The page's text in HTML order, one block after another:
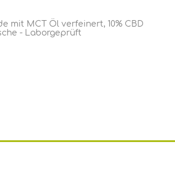
mit MCT Öl verfeinert, 10% CBD
- Laborgeprüft